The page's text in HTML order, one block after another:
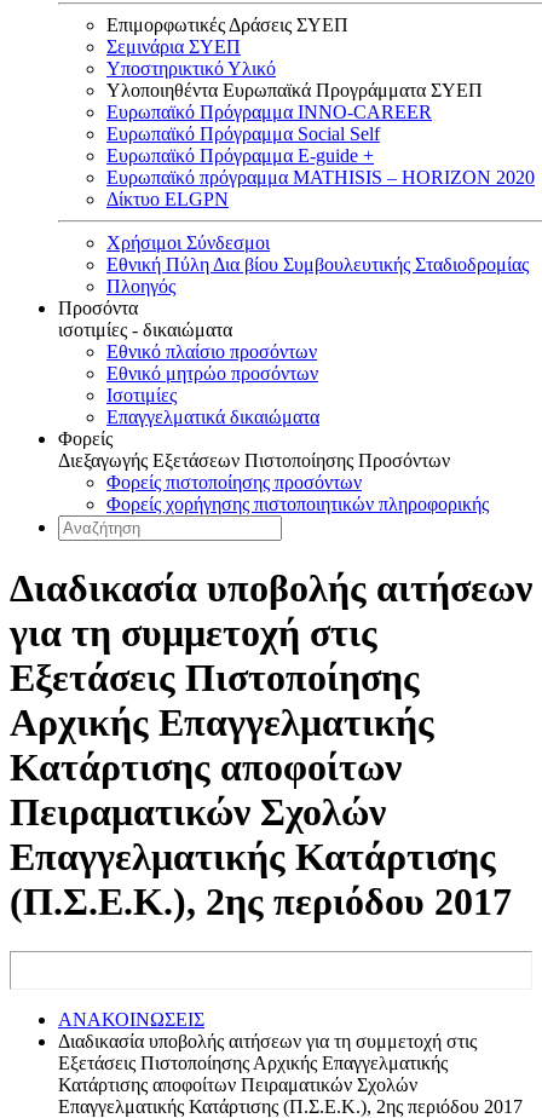
Επιμορφωτικές Δράσεις ΣΥΕΠ
Σεμινάρια ΣΥΕΠ
Υποστηρικτικό Υλικό
Υλοποιηθέντα Ευρωπαϊκά Προγράμματα ΣΥΕΠ
Ευρωπαϊκό Πρόγραμμα INNO-CAREER
Ευρωπαϊκό Πρόγραμμα Social Self
Ευρωπαϊκό Πρόγραμμα E-guide +
Ευρωπαϊκό πρόγραμμα MATHISIS – HORIZON 2020
Δίκτυο ELGPN
Χρήσιμοι Σύνδεσμοι
Εθνική Πύλη Δια βίου Συμβουλευτικής Σταδιοδρομίας
Πλοηγός
Προσόντα
ισοτιμίες - δικαιώματα
Εθνικό πλαίσιο προσόντων
Εθνικό μητρώο προσόντων
Ισοτιμίες
Επαγγελματικά δικαιώματα
Φορείς
Διεξαγωγής Εξετάσεων Πιστοποίησης Προσόντων
Φορείς πιστοποίησης προσόντων
Φορείς χορήγησης πιστοποιητικών πληροφορικής
Διαδικασία υποβολής αιτήσεων
για τη συμμετοχή στις
Εξετάσεις Πιστοποίησης
Αρχικής Επαγγελματικής
Κατάρτισης αποφοίτων
Πειραματικών Σχολών
Επαγγελματικής Κατάρτισης
(Π.Σ.Ε.Κ.), 2ης περιόδου 2017
ΑΝΑΚΟΙΝΩΣΕΙΣ
Διαδικασία υποβολής αιτήσεων για τη συμμετοχή στις
Εξετάσεις Πιστοποίησης Αρχικής Επαγγελματικής
Κατάρτισης αποφοίτων Πειραματικών Σχολών
Επαγγελματικής Κατάρτισης (Π.Σ.Ε.Κ.), 2ης περιόδου 2017